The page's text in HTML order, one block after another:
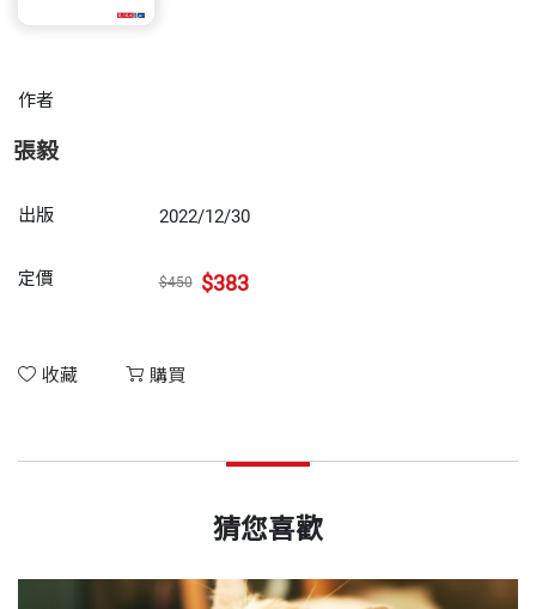
作者
張毅
出版 2022/12/30
定價 $450 $383
收藏 購買
猜您喜歡